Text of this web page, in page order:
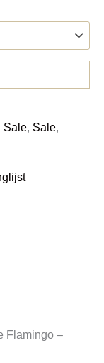
Sale Sale
Flamingo –